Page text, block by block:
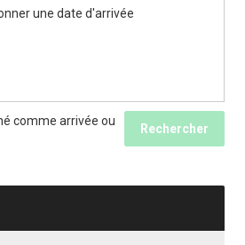
une date d'arrivée
comme arrivée ou
Rechercher